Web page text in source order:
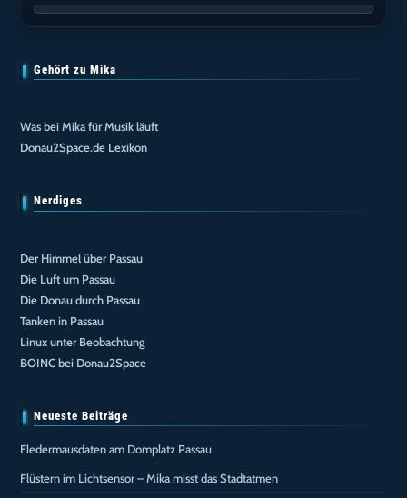
Gehört zu Mika
Was bei Mika für Musik läuft
Donau2Space.de Lexikon
Nerdiges
Der Himmel über Passau
Die Luft um Passau
Die Donau durch Passau
Tanken in Passau
Linux unter Beobachtung
BOINC bei Donau2Space
Neueste Beiträge
Fledermausdaten am Domplatz Passau
Flüstern im Lichtsensor – Mika misst das Stadtatmen